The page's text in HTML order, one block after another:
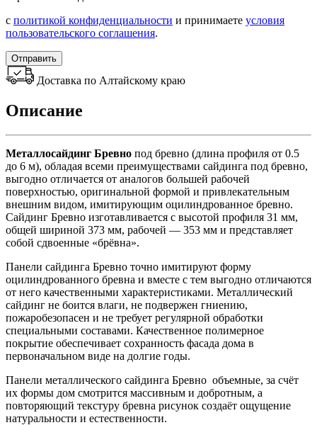
с политикой конфиденциальности и принимаете условия
пользовательского соглашения.
Отправить
Доставка по Алтайскому краю
Описание
Металлосайдинг Бревно под бревно (длина профиля от 0.5
до 6 м), обладая всеми преимуществами сайдинга под бревно,
выгодно отличается от аналогов большей рабочей
поверхностью, оригинальной формой и привлекательным
внешним видом, имитирующим оцилиндрованное бревно.
Сайдинг Бревно изготавливается с высотой профиля 31 мм,
общей шириной 373 мм, рабочей — 353 мм и представляет
собой сдвоенные «брёвна».
Панели сайдинга Бревно точно имитируют форму
оцилиндрованного бревна и вместе с тем выгодно отличаются
от него качественными характеристиками. Металлический
сайдинг не боится влаги, не подвержен гниению,
пожаробезопасен и не требует регулярной обработки
специальными составами. Качественное полимерное
покрытие обеспечивает сохранность фасада дома в
первоначальном виде на долгие годы.
Панели металлического сайдинга Бревно объемные, за счёт
их формы дом смотрится массивным и добротным, а
повторяющий текстуру бревна рисунок создаёт ощущение
натуральности и естественности.